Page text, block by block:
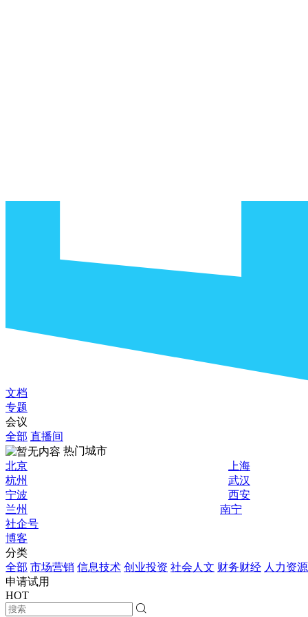
文档
专题
会议
全部 直播间
热门城市
北京
上海
杭州
武汉
宁波
西安
兰州
南宁
社企号
博客
分类
全部 市场营销 信息技术 创业投资 社会人文 财务财经 人力资源
申请试用
HOT